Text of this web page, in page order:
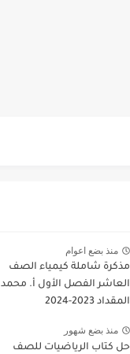
منذ بضع اعوام
مذكرة شاملة كيمياء الصف
العاشر الفصل الأول أ. محمد
المقداد 2023-2024
منذ بضع شهور
حل كتاب الرياضيات للصف